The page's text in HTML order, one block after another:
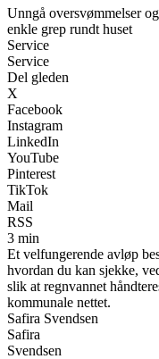
Unngå oversvømmelser
enkle grep rundt huset
Service
Service
Del gleden
X
Facebook
Instagram
LinkedIn
YouTube
Pinterest
TikTok
Mail
RSS
3 min
Et velfungerende avløp
hvordan du kan sjekke,
slik at regnvannet
kommunale nettet.
Safira Svendsen
Safira
Svendsen